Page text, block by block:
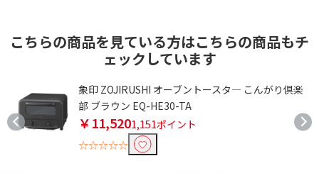
こちらの商品を見ている方はこちらの商品もチ
ェックしています
象印 ZOJIRUSHI オーブントースタ― こんがり倶楽
部 ブラウン EQ-HE30-TA
￥11,5201,151ポイント
☆☆☆☆☆